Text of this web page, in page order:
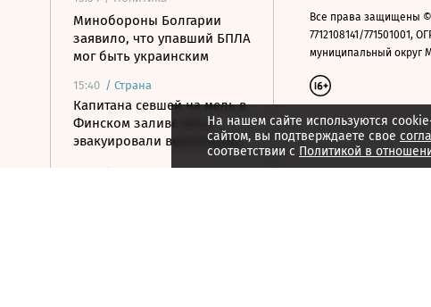
Минобороны Болгарии
заявило, что упавший БПЛА
мог быть украинским
15:40 / Страна
Капитана севшей на мель в
Финском заливе яхты
эвакуировали вертолетом
На нашем сайте используются
сайтом, вы подтверждаете свое
соответствии с Политикой в
Все права защищены
7712108141/771501001,
муниципальный округ